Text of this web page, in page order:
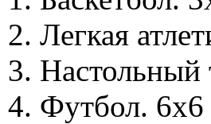
Легкая
Настольный
Футбол. 6х6